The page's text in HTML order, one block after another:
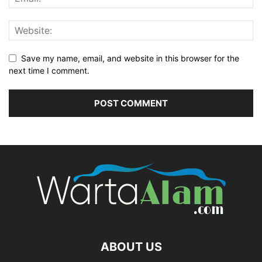
Save my name, email, and website in this browser for the
next time I comment.
ABOUT US